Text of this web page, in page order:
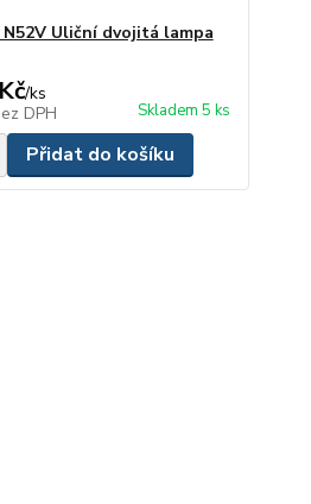
Uliční dvojitá lampa
/ks
DPH Skladem 5 ks
Přidat do košíku